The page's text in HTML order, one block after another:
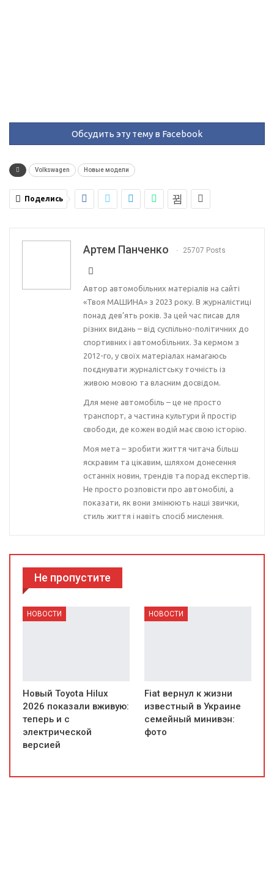
Обсудить эту тему в Facebook
Volkswagen Новые модели
Поделись
Артем Панченко 25707 Posts
Автор автомобільних матеріалів на сайті
«Твоя МАШИНА» з 2023 року. В журналістиці
понад дев’ять років. За цей час писав для
різних видань – від суспільно-політичних до
спортивних і автомобільних. За кермом з
2012-го, у своїх матеріалах намагаюсь
поєднувати журналістську точність із
живою мовою та власним досвідом.
Для мене автомобіль – це не просто
транспорт, а частина культури й простір
свободи, де кожен водій має свою історію.
Моя мета – зробити життя читача більш
яскравим та цікавим, шляхом донесення
останніх новин, трендів та порад експертів.
Не просто розповісти про автомобілі, а
показати, як вони змінюють наші звички,
стиль життя і навіть спосіб мислення.
Не пропустите
НОВОСТИ
Новый Toyota Hilux
2026 показали вживую:
теперь и с
электрической
версией
НОВОСТИ
Fiat вернул к жизни
известный в Украине
семейный минивэн:
фото